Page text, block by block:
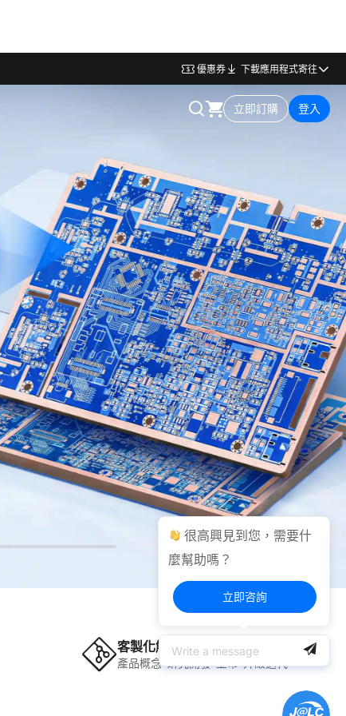
優惠券 下載應用程式寄往
立即訂購 登入
客製化解決方案
產品概念-研究開發-上市-升級迭代
很高興見到您，需要什
麼幫助嗎？
立即咨詢